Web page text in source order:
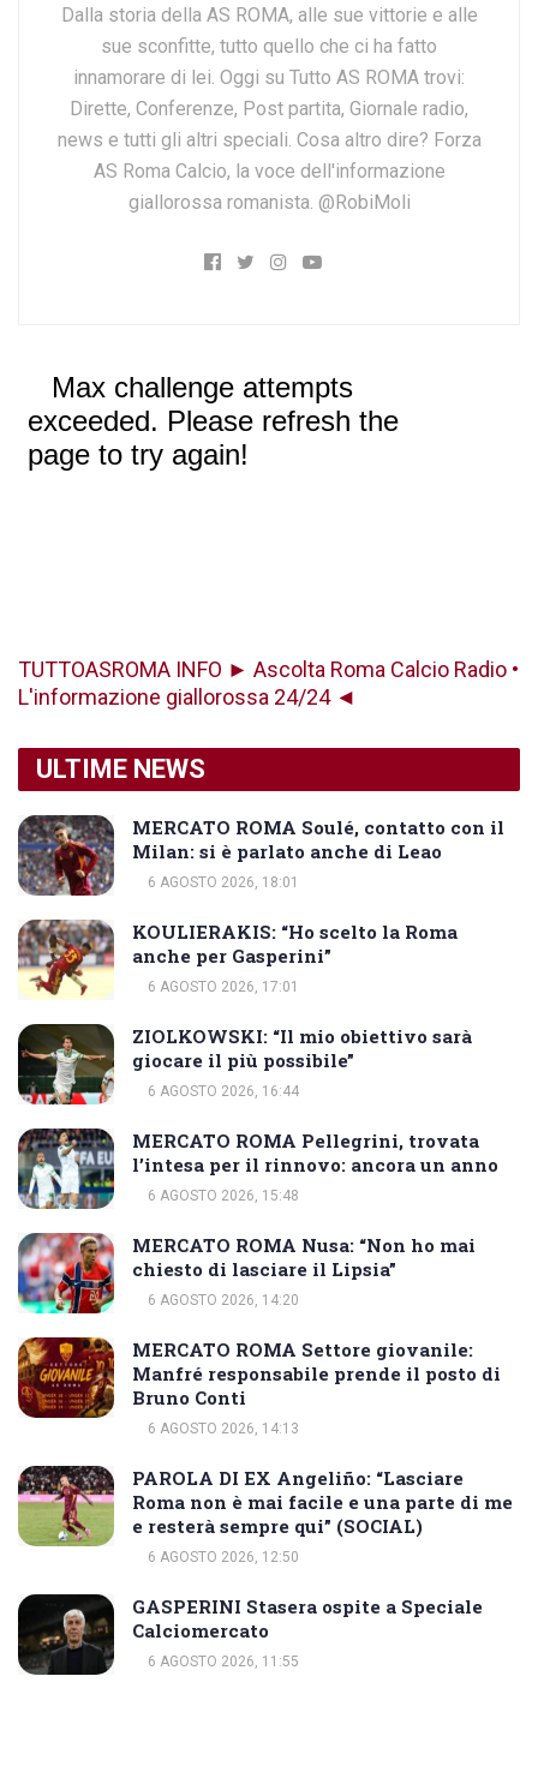
Dalla storia della AS ROMA, alle sue vittorie e alle
sue sconfitte, tutto quello che ci ha fatto
innamorare di lei. Oggi su Tutto AS ROMA trovi:
Dirette, Conferenze, Post partita, Giornale radio,
news e tutti gli altri speciali. Cosa altro dire? Forza
AS Roma Calcio, la voce dell'informazione
giallorossa romanista. @RobiMoli
TUTTOASROMA INFO ► Ascolta Roma Calcio Radio •
L'informazione giallorossa 24/24 ◄
ULTIME NEWS
MERCATO ROMA Soulé, contatto con il
Milan: si è parlato anche di Leao
6 AGOSTO 2026, 18:01
KOULIERAKIS: “Ho scelto la Roma
anche per Gasperini”
6 AGOSTO 2026, 17:01
ZIOLKOWSKI: “Il mio obiettivo sarà
giocare il più possibile”
6 AGOSTO 2026, 16:44
MERCATO ROMA Pellegrini, trovata
l’intesa per il rinnovo: ancora un anno
6 AGOSTO 2026, 15:48
MERCATO ROMA Nusa: “Non ho mai
chiesto di lasciare il Lipsia”
6 AGOSTO 2026, 14:20
MERCATO ROMA Settore giovanile:
Manfré responsabile prende il posto di
Bruno Conti
6 AGOSTO 2026, 14:13
PAROLA DI EX Angeliño: “Lasciare
Roma non è mai facile e una parte di me
e resterà sempre qui” (SOCIAL)
6 AGOSTO 2026, 12:50
GASPERINI Stasera ospite a Speciale
Calciomercato
6 AGOSTO 2026, 11:55